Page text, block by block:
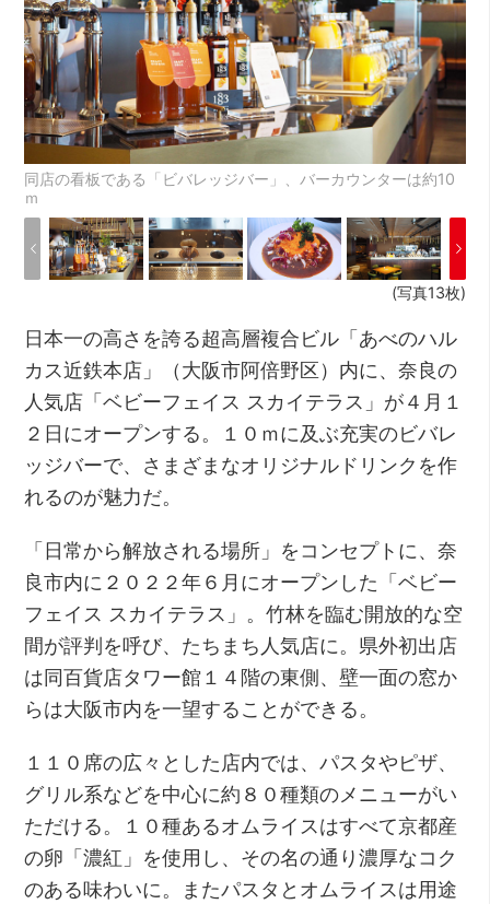
同店の看板である「ビバレッジバー」、バーカウンターは約10
ｍ
(写真13枚)
日本一の高さを誇る超高層複合ビル「あべのハル
カス近鉄本店」（大阪市阿倍野区）内に、奈良の
人気店「ベビーフェイス スカイテラス」が４月１
２日にオープンする。１０ｍに及ぶ充実のビバレ
ッジバーで、さまざまなオリジナルドリンクを作
れるのが魅力だ。
「日常から解放される場所」をコンセプトに、奈
良市内に２０２２年６月にオープンした「ベビー
フェイス スカイテラス」。竹林を臨む開放的な空
間が評判を呼び、たちまち人気店に。県外初出店
は同百貨店タワー館１４階の東側、壁一面の窓か
らは大阪市内を一望することができる。
１１０席の広々とした店内では、パスタやピザ、
グリル系などを中心に約８０種類のメニューがい
ただける。１０種あるオムライスはすべて京都産
の卵「濃紅」を使用し、その名の通り濃厚なコク
のある味わいに。またパスタとオムライスは用途